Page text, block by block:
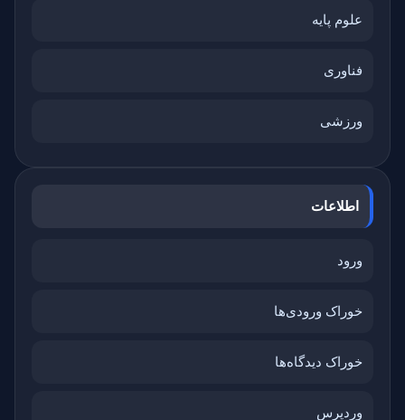
علوم پایه
فناوری
ورزشی
اطلاعات
ورود
خوراک ورودی‌ها
خوراک دیدگاه‌ها
وردپرس